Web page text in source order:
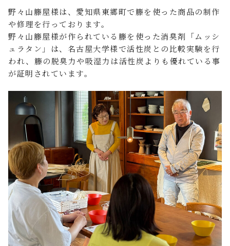
野々山籐屋様は、愛知県東郷町で籐を使った商品の制作
や修理を行っております。
野々山籐屋様が作られている籐を使った消臭剤「ムッシ
ュラタン」は、名古屋大学様で活性炭との比較実験を行
われ、籐の脱臭力や吸湿力は活性炭よりも優れている事
が証明されています。